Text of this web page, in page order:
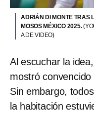
ADRIÁN DI MONTE TRAS
MOSOS MÉXICO 2025.
A DE VIDEO)
Al escuchar la
mostró convencido
Sin embargo,
la habitación